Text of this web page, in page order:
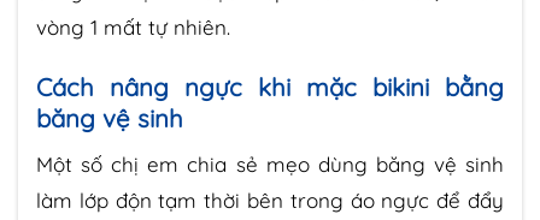
vòng 1 mất tự nhiên.
Cách nâng ngực khi mặc bikini bằng
băng vệ sinh
Một số chị em chia sẻ mẹo dùng băng vệ sinh
làm lớp độn tạm thời bên trong áo ngực để đẩy